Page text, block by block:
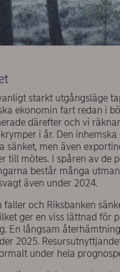
starkt utgångsläge
ekonomin fart redan i
därefter och vi
i år. Den
sänket, men även
till mötes. I spåren av de
består många
även under 2024.
faller och Riksbanken
ger en viss lättnad för
En långsam
2025.
under hela